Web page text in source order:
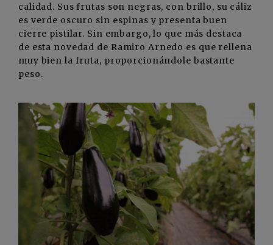
calidad. Sus frutas son negras, con brillo, su cáliz
es verde oscuro sin espinas y presenta buen
cierre pistilar. Sin embargo, lo que más destaca
de esta novedad de Ramiro Arnedo es que rellena
muy bien la fruta, proporcionándole bastante
peso.